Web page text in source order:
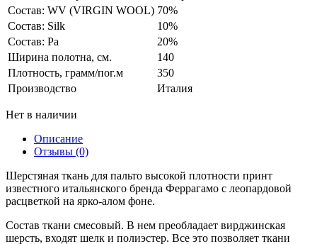
Состав: WV (VIRGIN WOOL) 70%
Состав: Silk
10%
Состав: Pa
20%
Ширина полотна, см.
140
Плотность, грамм/пог.м
350
Производство
Италия
Нет в наличии
Описание
Отзывы (0)
Шерстяная ткань для пальто высокой плотности принт
известного итальянского бренда Феррагамо c леопардовой
расцветкой на ярко-алом фоне.
Состав ткани смесовый. В нем преобладает вирджинская
шерсть, входят шелк и полиэстер. Все это позволяет ткани